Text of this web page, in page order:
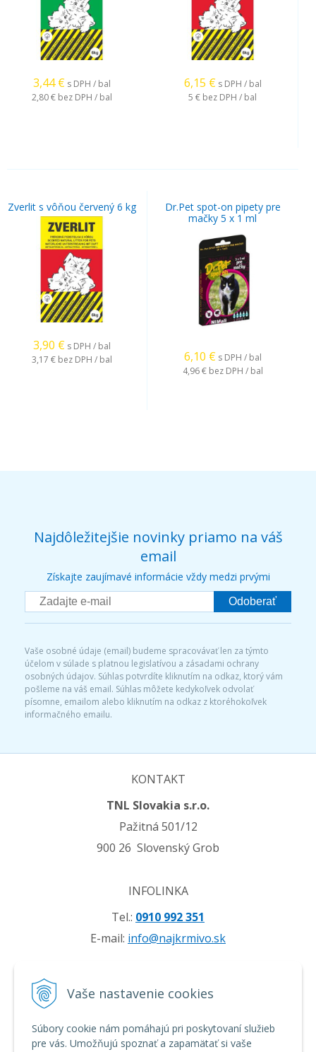
Vaše nastavenie cookies
Súbory cookie nám pomáhajú pri poskytovaní služieb
pre vás. Umožňujú spoznať a zapamätať si vaše
3,44 € s DPH / bal
2,80 € bez DPH / bal
6,15 € s DPH / bal
5 € bez DPH / bal
Zverlit s vôňou červený 6 kg
3,90 € s DPH / bal
3,17 € bez DPH / bal
Dr.Pet spot-on pipety pre
mačky 5 x 1 ml
6,10 € s DPH / bal
4,96 € bez DPH / bal
Najdôležitejšie novinky priamo na váš
email
Získajte zaujímavé informácie vždy medzi prvými
Odoberať
Vaše osobné údaje (email) budeme spracovávať len za týmto
účelom v súlade s platnou legislatívou a zásadami ochrany
osobných údajov. Súhlas potvrdíte kliknutím na odkaz, ktorý vám
pošleme na váš email. Súhlas môžete kedykoľvek odvolať
písomne, emailom alebo kliknutím na odkaz z ktoréhokoľvek
informačného emailu.
KONTAKT
TNL Slovakia s.r.o.
Pažitná 501/12
900 26 Slovenský Grob
INFOLINKA
Tel.: 0910 992 351
E-mail: info@najkrmivo.sk
Možnosti platby a doprava